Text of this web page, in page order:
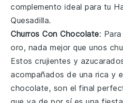
complemento ideal para tu
Quesadilla.
Churros Con Chocolate:
oro, nada mejor que unos
Estos crujientes y
acompañados de una rica y
chocolate, son el final